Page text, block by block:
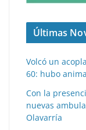
Últimas
Volcó un
60: hubo
Con la
nuevas
Olavarría